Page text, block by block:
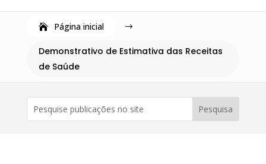
Página inicial $
Demonstrativo de Estimativa das Receitas
de Saúde